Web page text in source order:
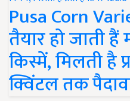
Pusa Corn
तैयार हो जाती
किस्में, मिलती है
क्विंटल तक